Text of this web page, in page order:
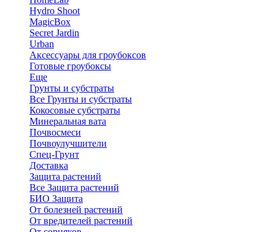
Hydro Shoot
MagicBox
Secret Jardin
Urban
Аксессуары для гроубоксов
Готовые гроубоксы
Еще
Грунты и субстраты
Все Грунты и субстраты
Кокосовые субстраты
Минеральная вата
Почвосмеси
Почвоулучшители
Спец-Грунт
Доставка
Защита растений
Все Защита растений
БИО Защита
От болезней растений
От вредителей растений